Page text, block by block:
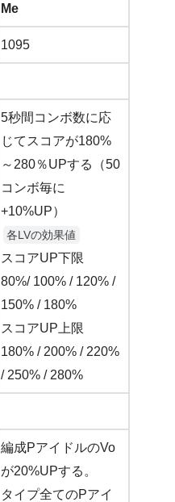
Me
1095
5秒間コンボ数に応
じてスコアが180%
～280％UPする（50
コンボ毎に
+10%UP）
各LVの効果値
スコアUP下限
80%/ 100% / 120% /
150% / 180%
スコアUP上限
180% / 200% / 220%
/ 250% / 280%
編成PアイドルのVo
が20%UPする。
タイプ全てのPアイ